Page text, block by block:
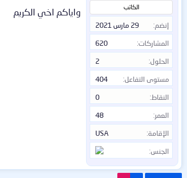
الكاتب
إنضم 29 مارس 2021
المشاركات 620
الحلول 2
مستوى التفاعل 404
النقاط 0
العمر 48
الإقامة USA
الجنس
واياكم اخي الكريم